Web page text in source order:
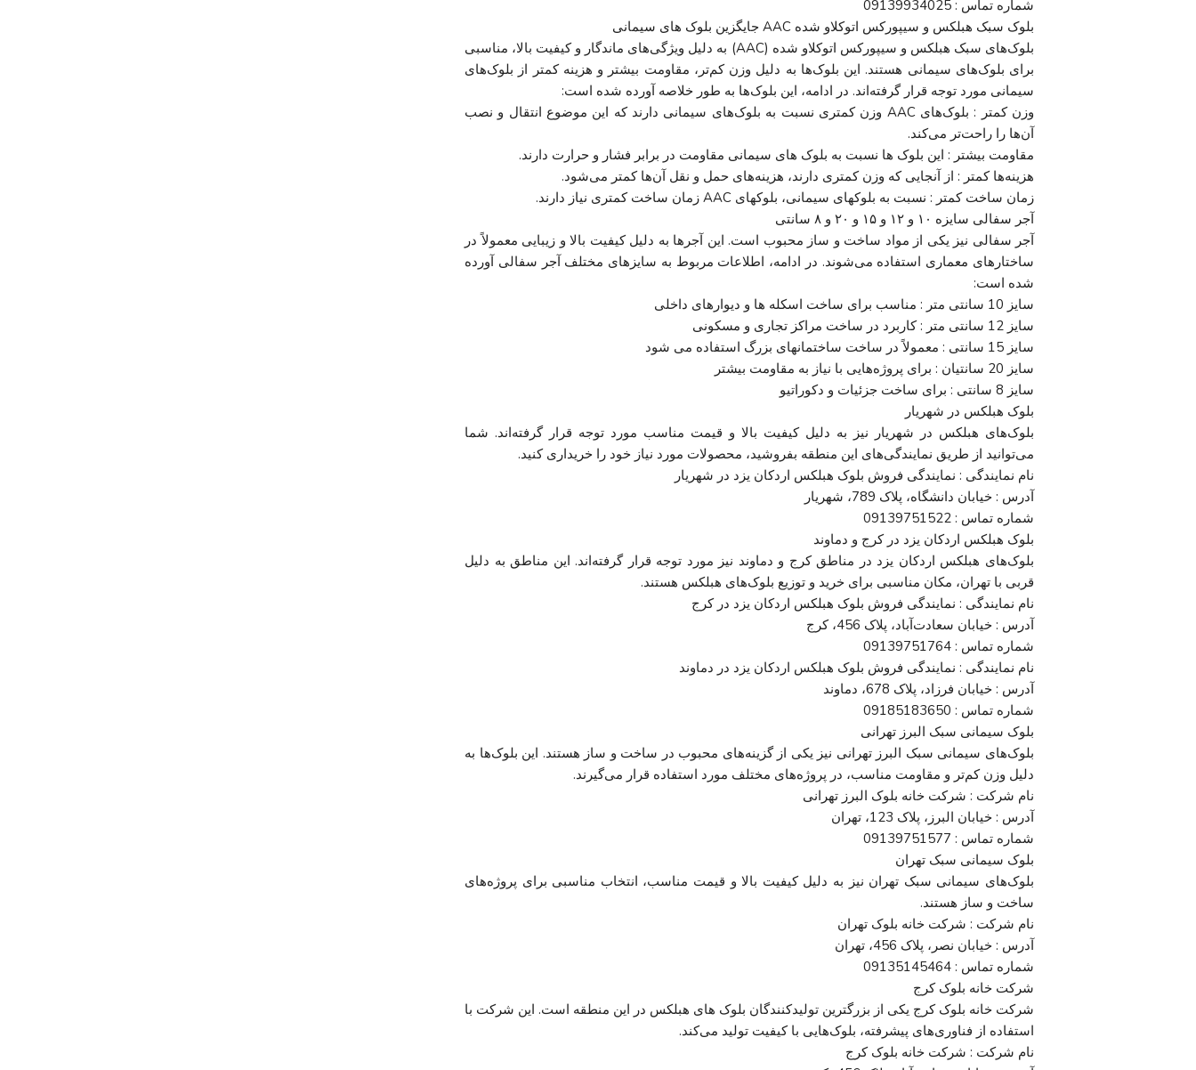
شماره تماس : 09139934025
بلوک سبک هبلکس و سیپورکس اتوکلاو شده AAC جایگزین بلوک های سیمانی
بلوک‌های سبک هبلکس و سیپورکس اتوکلاو شده (AAC) به دلیل ویژگی‌های ماندگار و کیفیت بالا، مناسبی
برای بلوک‌های سیمانی هستند. این بلوک‌ها به دلیل وزن کم‌تر، مقاومت بیشتر و هزینه کمتر از بلوک‌های
سیمانی مورد توجه قرار گرفته‌اند. در ادامه، این بلوک‌ها به طور خلاصه آورده شده است:
وزن کمتر : بلوک‌های AAC وزن کمتری نسبت به بلوک‌های سیمانی دارند که این موضوع انتقال و نصب
آن‌ها را راحت‌تر می‌کند.
مقاومت بیشتر : این بلوک ها نسبت به بلوک های سیمانی مقاومت در برابر فشار و حرارت دارند.
هزینه‌ها کمتر : از آنجایی که وزن کمتری دارند، هزینه‌های حمل و نقل آن‌ها کمتر می‌شود.
زمان ساخت کمتر : نسبت به بلوکهای سیمانی، بلوکهای AAC زمان ساخت کمتری نیاز دارند.
آجر سفالی سایزه ۱۰ و ۱۲ و ۱۵ و ۲۰ و ۸ سانتی
آجر سفالی نیز یکی از مواد ساخت و ساز محبوب است. این آجرها به دلیل کیفیت بالا و زیبایی معمولاً در
ساختارهای معماری استفاده می‌شوند. در ادامه، اطلاعات مربوط به سایزهای مختلف آجر سفالی آورده
شده است:
سایز 10 سانتی متر : مناسب برای ساخت اسکله ها و دیوارهای داخلی
سایز 12 سانتی متر : کاربرد در ساخت مراکز تجاری و مسکونی
سایز 15 سانتی : معمولاً در ساخت ساختمانهای بزرگ استفاده می شود
سایز 20 سانتیان : برای پروژه‌هایی با نیاز به مقاومت بیشتر
سایز 8 سانتی : برای ساخت جزئیات و دکوراتیو
بلوک هبلکس در شهریار
بلوک‌های هبلکس در شهریار نیز به دلیل کیفیت بالا و قیمت مناسب مورد توجه قرار گرفته‌اند. شما
می‌توانید از طریق نمایندگی‌های این منطقه بفروشید، محصولات مورد نیاز خود را خریداری کنید.
نام نمایندگی : نمایندگی فروش بلوک هبلکس اردکان یزد در شهریار
آدرس : خیابان دانشگاه، پلاک 789، شهریار
شماره تماس : 09139751522
بلوک هبلکس اردکان یزد در کرج و دماوند
بلوک‌های هبلکس اردکان یزد در مناطق کرج و دماوند نیز مورد توجه قرار گرفته‌اند. این مناطق به دلیل
قربی با تهران، مکان مناسبی برای خرید و توزیع بلوک‌های هبلکس هستند.
نام نمایندگی : نمایندگی فروش بلوک هبلکس اردکان یزد در کرج
آدرس : خیابان سعادت‌آباد، پلاک 456، کرج
شماره تماس : 09139751764
نام نمایندگی : نمایندگی فروش بلوک هبلکس اردکان یزد در دماوند
آدرس : خیابان فرزاد، پلاک 678، دماوند
شماره تماس : 09185183650
بلوک سیمانی سبک البرز تهرانی
بلوک‌های سیمانی سبک البرز تهرانی نیز یکی از گزینه‌های محبوب در ساخت و ساز هستند. این بلوک‌ها به
دلیل وزن کم‌تر و مقاومت مناسب، در پروژه‌های مختلف مورد استفاده قرار می‌گیرند.
نام شرکت : شرکت خانه بلوک البرز تهرانی
آدرس : خیابان البرز، پلاک 123، تهران
شماره تماس : 09139751577
بلوک سیمانی سبک تهران
بلوک‌های سیمانی سبک تهران نیز به دلیل کیفیت بالا و قیمت مناسب، انتخاب مناسبی برای پروژه‌های
ساخت و ساز هستند.
نام شرکت : شرکت خانه بلوک تهران
آدرس : خیابان نصر، پلاک 456، تهران
شماره تماس : 09135145464
شرکت خانه بلوک کرج
شرکت خانه بلوک کرج یکی از بزرگترین تولیدکنندگان بلوک های هبلکس در این منطقه است. این شرکت با
استفاده از فناوری‌های پیشرفته، بلوک‌هایی با کیفیت تولید می‌کند.
نام شرکت : شرکت خانه بلوک کرج